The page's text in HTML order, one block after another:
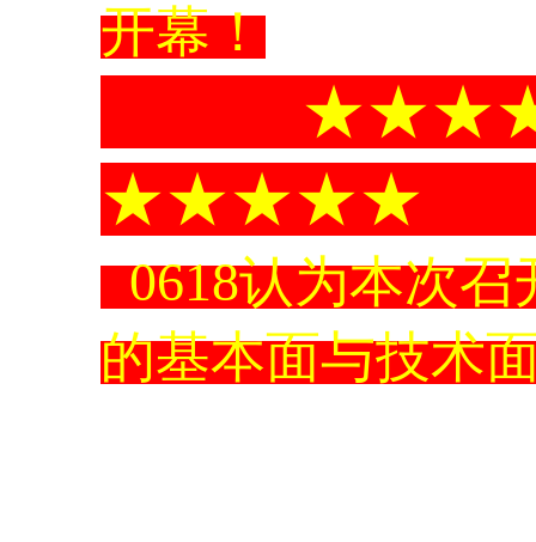
开幕！
★★★★★
0618认为本次召
的基本面与技术